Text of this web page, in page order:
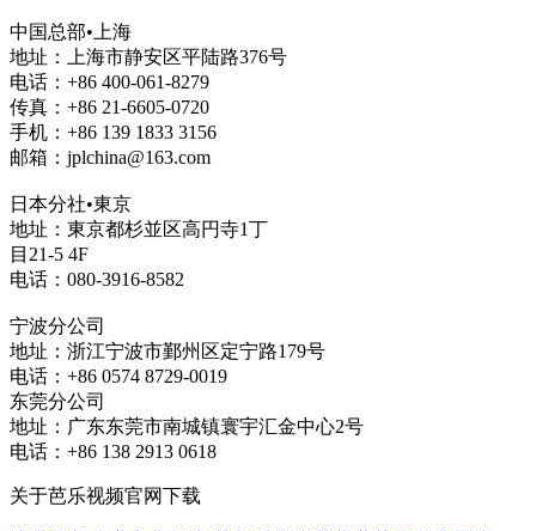
中国总部•上海
地址：上海市静安区平陆路376号
电话：+86 400-061-8279
传真：+86 21-6605-0720
手机：+86 139 1833 3156
邮箱：jplchina@163.com
日本分社•東京
地址：東京都杉並区高円寺1丁
目21-5 4F
电话：080-3916-8582
宁波分公司
地址：浙江宁波市鄞州区定宁路179号
电话：+86 0574 8729-0019
东莞分公司
地址：广东东莞市南城镇寰宇汇金中心2号
电话：+86 138 2913 0618
关于芭乐视频官网下载